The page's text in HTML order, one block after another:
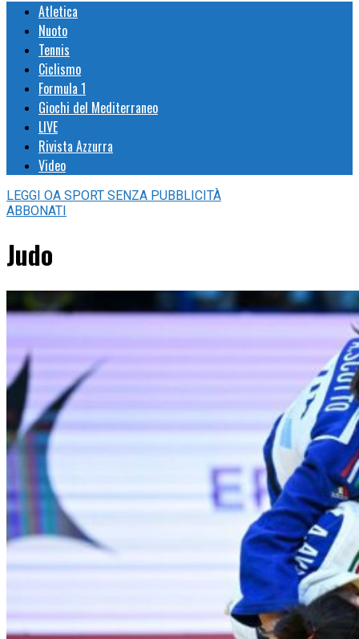
Atletica
Nuoto
Tennis
Ciclismo
Formula 1
Giochi del Mediterraneo
LIVE
Rivista Azzurra
Video
LEGGI OA SPORT SENZA PUBBLICITÀ
ABBONATI
Judo